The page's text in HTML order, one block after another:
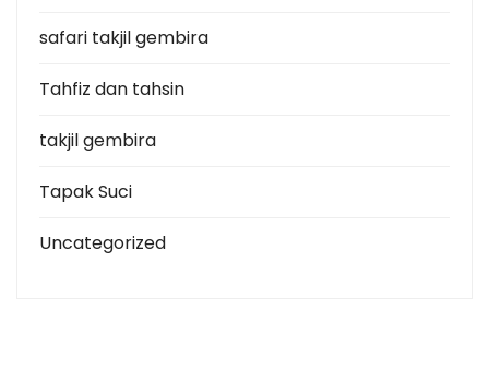
safari takjil gembira
Tahfiz dan tahsin
takjil gembira
Tapak Suci
Uncategorized